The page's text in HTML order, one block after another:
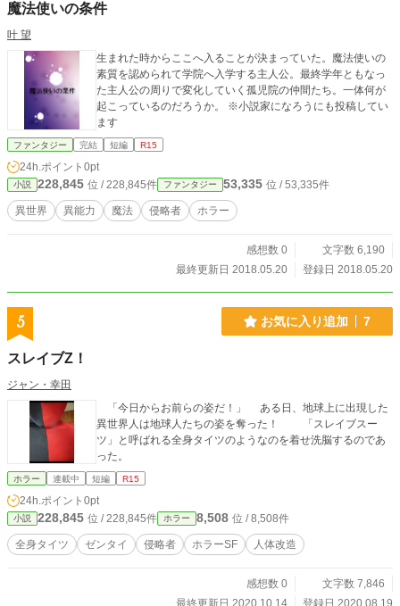
魔法使いの条件
叶 望
生まれた時からここへ入ることが決まっていた。魔法使いの
素質を認められて学院へ入学する主人公。最終学年ともなっ
た主人公の周りで変化していく孤児院の仲間たち。一体何が
起こっているのだろうか。 ※小説家になろうにも投稿してい
ます
ファンタジー 完結 短編 R15
24h.ポイント 0pt
小説 228,845 位 / 228,845件 ファンタジー 53,335 位 / 53,335件
異世界 異能力 魔法 侵略者 ホラー
感想数 0
文字数 6,190
最終更新日 2018.05.20
登録日 2018.05.20
5 お気に入り追加 7
スレイブZ！
ジャン・幸田
「今日からお前らの姿だ！」 ある日、地球上に出現した
異世界人は地球人たちの姿を奪った！ 「スレイブスー
ツ」と呼ばれる全身タイツのようなのを着せ洗脳するのであ
った。
ホラー 連載中 短編 R15
24h.ポイント 0pt
小説 228,845 位 / 228,845件 ホラー 8,508 位 / 8,508件
全身タイツ ゼンタイ 侵略者 ホラーSF 人体改造
感想数 0
文字数 7,846
最終更新日 2020.10.14
登録日 2020.08.19